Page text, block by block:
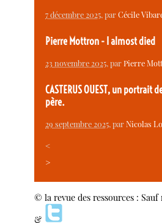
7 décembre 2025, parCécile
Pierre Mottron - I almost died
23 novembre 2025, parPierre
CASTERUS OUEST, un portrait
père.
29 septembre 2025, parNicolas
<
>
© la revue des ressources :
&